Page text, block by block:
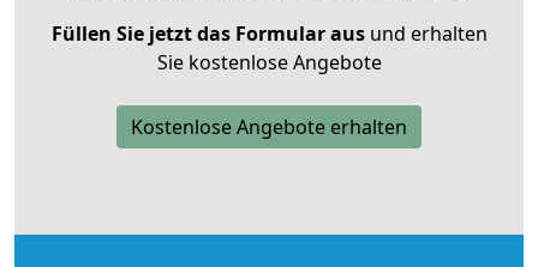
Füllen Sie jetzt das Formular ausund erhalten
Sie kostenlose Angebote
Kostenlose Angebote erhalten